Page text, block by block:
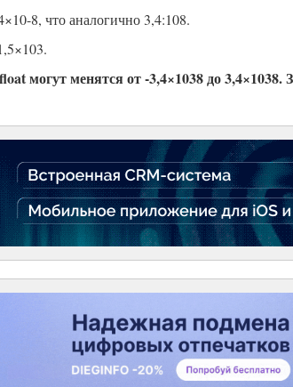
8, что аналогично 3,4:108.
могут менятся от -3,4×1038 до 3,4×1038.